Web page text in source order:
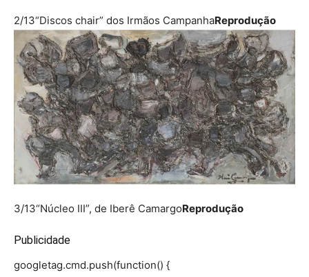
2/13“Discos chair” dos Irmãos CampanhaReprodução
3/13“Núcleo III”, de Iberê CamargoReprodução
Publicidade
googletag.cmd.push(function() {